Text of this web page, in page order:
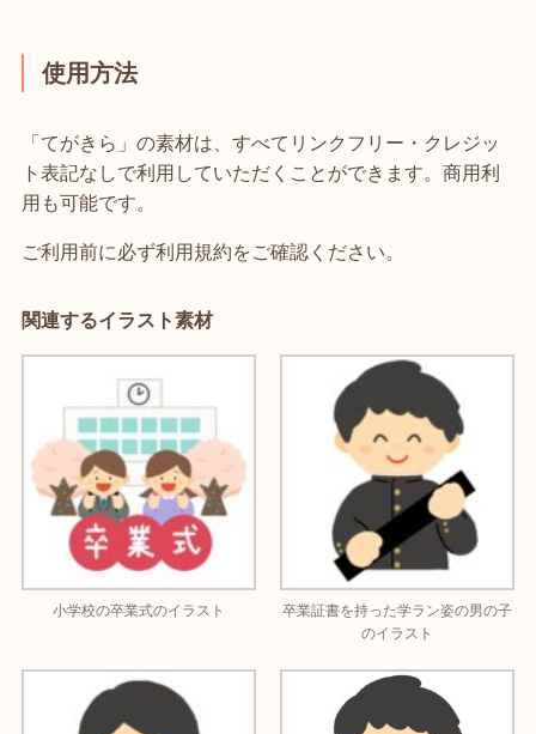
使用方法
「てがきら」の素材は、すべてリンクフリー・クレジッ
ト表記なしで利用していただくことができます。商用利
用も可能です。
ご利用前に必ず利用規約をご確認ください。
関連するイラスト素材
小学校の卒業式のイラスト
卒業証書を持った学ラン姿の男の子
のイラスト